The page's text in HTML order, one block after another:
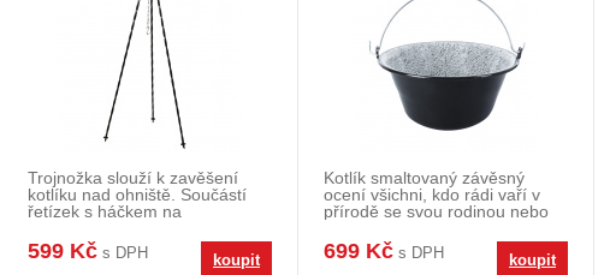
Trojnožka slouží k zavěšení
kotlíku nad ohniště. Součástí
řetízek s háčkem na
599 Kč s DPH koupit
Kotlík smaltovaný závěsný
ocení všichni, kdo rádi vaří v
přírodě se svou rodinou nebo
699 Kč s DPH koupit